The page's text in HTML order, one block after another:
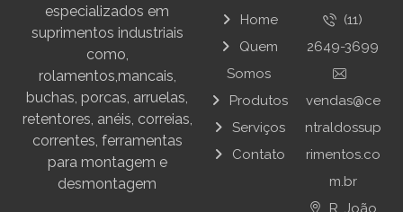
especializados em
suprimentos industriais
como,
rolamentos,mancais,
buchas, porcas, arruelas,
retentores, anéis, correias,
correntes, ferramentas
para montagem e
desmontagem
Home
Quem
Somos
Produtos
Serviços
Contato
(11)
2649-3699
vendas@ce
ntraldossup
rimentos.co
m.br
R. João